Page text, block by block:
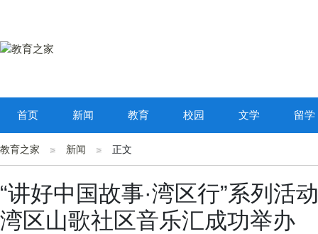
首页 新闻 教育 校园 文学 留学
教育之家 新闻 正文
“讲好中国故事·湾区行”系列活
湾区山歌社区音乐汇成功举办